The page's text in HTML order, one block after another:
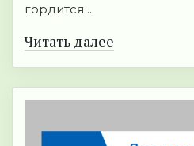
гордится ...
Читать далее